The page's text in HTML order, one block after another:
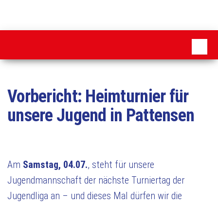
Vorbericht: Heimturnier für
unsere Jugend in Pattensen
Am Samstag, 04.07., steht für unsere
Jugendmannschaft der nächste Turniertag der
Jugendliga an – und dieses Mal dürfen wir die